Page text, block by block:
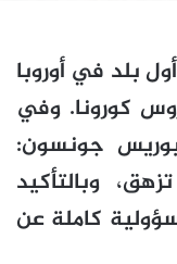
بلد في أوروبا
كورونا. وفي
بوريس جونسون:
وبالتأكيد
كاملة عن